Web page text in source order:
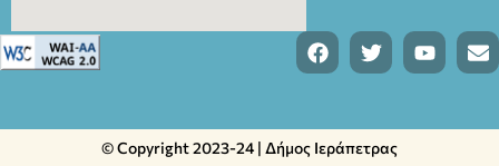
© Copyright 2023-24 | Δήμος Ιεράπετρας